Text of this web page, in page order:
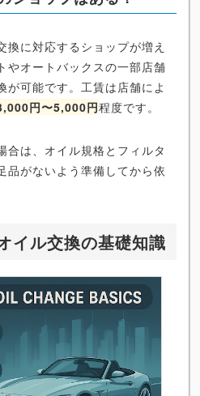
換に対応するショップが増え
やオートバックスの一部店舗
が可能です。工賃は店舗によ
円〜5,000円程度です。
合は、オイル規格とフィルタ
品がないよう準備してから依
イル交換の基礎知識